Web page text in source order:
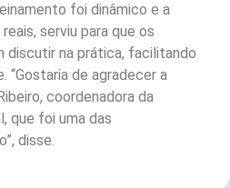
foi dinâmico e a
serviu para que os
discutir na prática, facilitando
“Gostaria de agradecer a
coordenadora da
que foi uma das
disse.